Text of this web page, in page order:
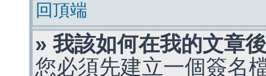
回頂端
» 我該如何在我的文章
您必須先建立一個簽名